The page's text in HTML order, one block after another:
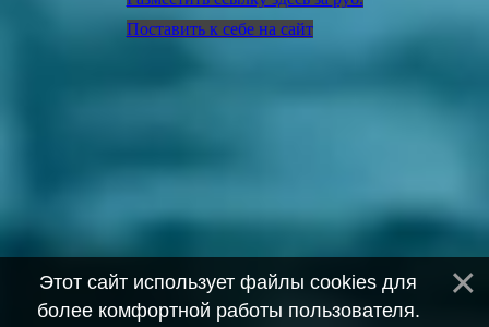
Поставить к себе на сайт
Этот сайт использует файлы cookies для
более комфортной работы пользователя.